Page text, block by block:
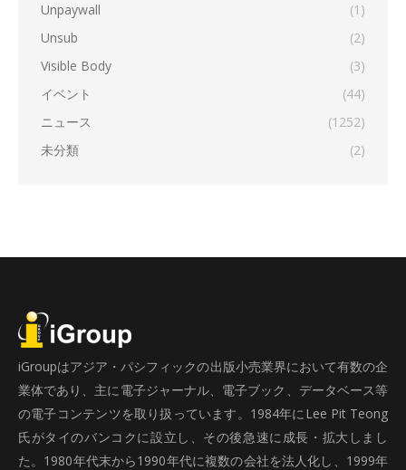
Unpaywall
(1)
Unsub
(2)
Visible Body
(3)
イベント
(44)
ニュース
(1252)
未分類
(2)
iGroupはアジア・パシフィックの出版小売業界において有数の企
業体であり、主に電子ジャーナル、電子ブック、データベース等
の電子コンテンツを取り扱っています。1984年にLee Pit Teong
氏がタイのバンコクに設立し、その後急速に成長・拡大しまし
た。1980年代末から1990年代に複数の会社を法人化し、1999年